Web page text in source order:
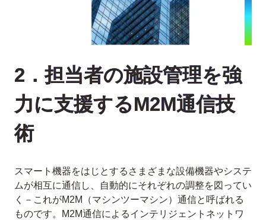
2．担当者の施設管理を強
力に支援するM2M通信技
術
スマート機器をはじとするさまざまな設備機器やシステ
ムが相互に通信し、自動的にそれぞれの調整を図ってい
く－これがM2M（マシンツーマシン）通信と呼ばれる
ものです。M2M通信によるインテリジェントネットワ